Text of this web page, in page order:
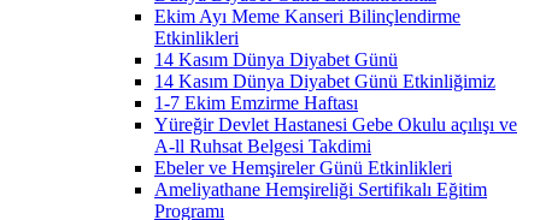
Ekim Ayı Meme Kanseri Bilinçlendirme
Etkinlikleri
14 Kasım Dünya Diyabet Günü
14 Kasım Dünya Diyabet Günü Etkinliğimiz
1-7 Ekim Emzirme Haftası
Yüreğir Devlet Hastanesi Gebe Okulu açılışı ve
A-ll Ruhsat Belgesi Takdimi
Ebeler ve Hemşireler Günü Etkinlikleri
Ameliyathane Hemşireliği Sertifikalı Eğitim
Programı